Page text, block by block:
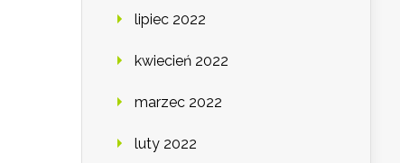
lipiec 2022
kwiecień 2022
marzec 2022
luty 2022